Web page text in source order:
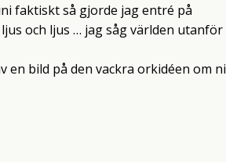
faktiskt så gjorde jag entré på
och ljus … jag såg världen utanför
en bild på den vackra orkidéen om ni